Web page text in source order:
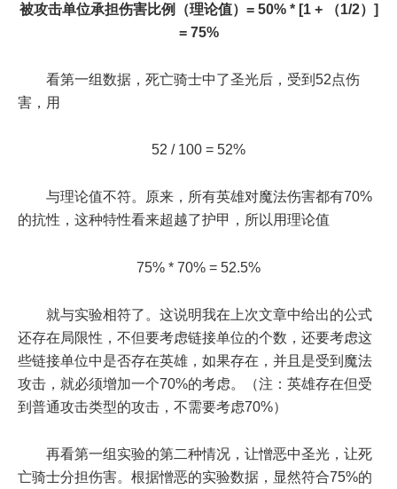
被攻击单位承担伤害比例（理论值）= 50% * [1 + （1/2）]
= 75%
看第一组数据，死亡骑士中了圣光后，受到52点伤
害，用
52 / 100 = 52%
与理论值不符。原来，所有英雄对魔法伤害都有70%
的抗性，这种特性看来超越了护甲，所以用理论值
75% * 70% = 52.5%
就与实验相符了。这说明我在上次文章中给出的公式
还存在局限性，不但要考虑链接单位的个数，还要考虑这
些链接单位中是否存在英雄，如果存在，并且是受到魔法
攻击，就必须增加一个70%的考虑。（注：英雄存在但受
到普通攻击类型的攻击，不需要考虑70%）
再看第一组实验的第二种情况，让憎恶中圣光，让死
亡骑士分担伤害。根据憎恶的实验数据，显然符合75%的